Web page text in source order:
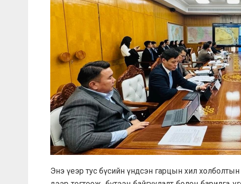
Энэ үеэр тус бүсийн үндсэн гарцын хил